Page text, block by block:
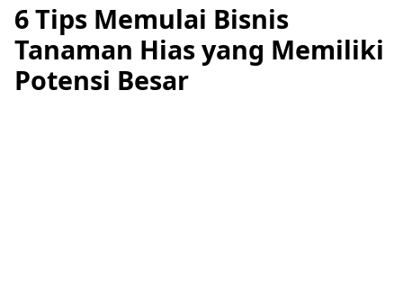
6 Tips Memulai Bisnis
Tanaman Hias yang Memiliki
Potensi Besar